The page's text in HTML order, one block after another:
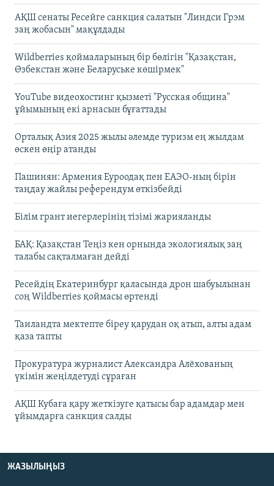
АҚШ сенаты Ресейге санкция салатын "Линдси Грэм
заң жобасын" мақұлдады
Wildberries қоймаларының бір бөлігін "Қазақстан,
Өзбекстан және Беларуське көшірмек"
YouTube видеохостинг қызметі "Русская община"
ұйымының екі арнасын бұғаттады
Орталық Азия 2025 жылы әлемде туризм ең жылдам
өскен өңір атанды
Пашинян: Армения Еуроодақ пен ЕАЭО-ның бірін
таңдау жайлы референдум өткізбейді
Білім грант иегерлерінің тізімі жарияланды
БАҚ: Қазақстан Теңіз кен орнында экологиялық заң
талабы сақталмаған дейді
Ресейдің Екатеринбург қаласында дрон шабуылынан
соң Wildberries қоймасы өртенді
Таиландта мектепте біреу қарудан оқ атып, алты адам
қаза тапты
Прокуратура журналист Александра Алёхованың
үкімін жеңілдетуді сұраған
АҚШ Кубаға қару жеткізуге қатысы бар адамдар мен
ұйымдарға санкция салды
ЖАЗЫЛЫҢЫЗ